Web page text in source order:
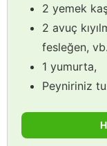
2 yemek
2 avuç
fesleğen,
1 yumurta,
Peyniriniz